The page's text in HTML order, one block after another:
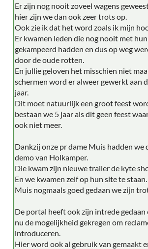
Er zijn nog nooit zoveel wagens
hier zijn we dan ook zeer trots op.
Ook zie ik dat het word zoals ik mijn
Er kwamen leden die nog nooit met
gekampeerd hadden en dus op weg
door de oude rotten.
En jullie geloven het misschien niet
schermen word er alweer gewerkt aan
jaar.
Dit moet natuurlijk een groot feest
bestaan we 5 jaar als dit geen feest
ook niet meer.
Dankzij onze pr dame Muis hadden we
demo van Holkamper.
Die kwam zijn nieuwe trailer de kyte
En we kwamen zelf op hun site te staan.
Muis nogmaals goed gedaan we zijn
De portal heeft ook zijn intrede gedaan
nu de mogelijkheid gekregen om
introduceren.
Hier word ook al gebruik van gemaakt